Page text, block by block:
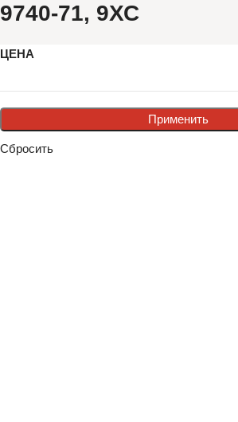
9740-71, 9ХС
ЦЕНА
Применить
Сбросить